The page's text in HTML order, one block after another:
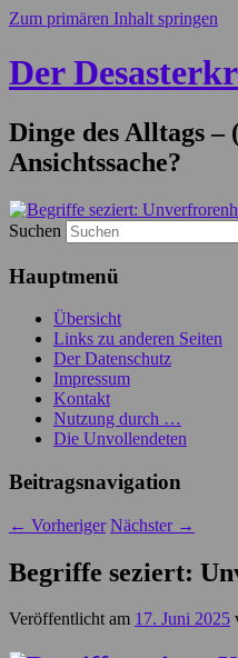
Zum primären Inhalt springen
Der
Dinge des Alltags –
Ansichtssache?
Suchen
Hauptmenü
Übersicht
Links zu anderen Seiten
Der Datenschutz
Impressum
Kontakt
Nutzung durch …
Die Unvollendeten
Beitragsnavigation
← Vorheriger Nächster →
Begriffe seziert:
Veröffentlicht am 17. Juni 2025